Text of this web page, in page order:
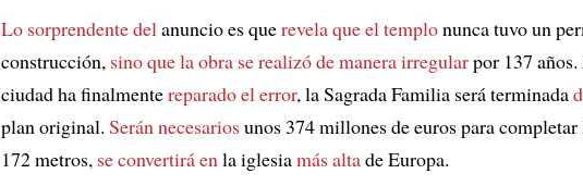
Lo sorprendente delanuncio es querevela que el templonunca tuvo un
construcción, sino quela obra se realizóde manera irregularpor 137
ciudad ha finalmentereparado el error, la Sagrada Familia será terminada
plan original. Serán necesariosunos 374 millones de euros para
172 metros, se convertirá enla iglesiamás altade Europa.